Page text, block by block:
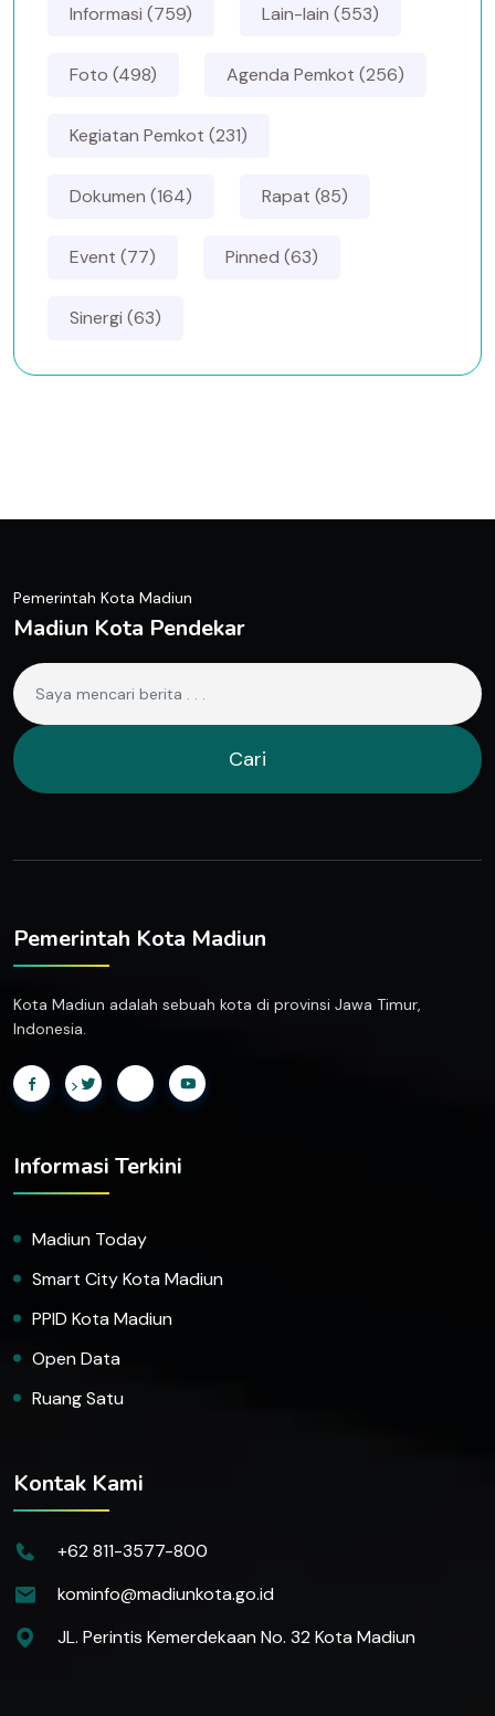
Informasi (759) Lain-lain (553)
Foto (498) Agenda Pemkot (256)
Kegiatan Pemkot (231)
Dokumen (164) Rapat (85)
Event (77) Pinned (63)
Sinergi (63)
Pemerintah Kota Madiun
Madiun Kota Pendekar
Cari
Pemerintah Kota Madiun
Kota Madiun adalah sebuah kota di provinsi Jawa Timur,
Indonesia.
>
Informasi Terkini
Madiun Today
Smart City Kota Madiun
PPID Kota Madiun
Open Data
Ruang Satu
Kontak Kami
+62 811-3577-800
kominfo@madiunkota.go.id
JL. Perintis Kemerdekaan No. 32 Kota Madiun